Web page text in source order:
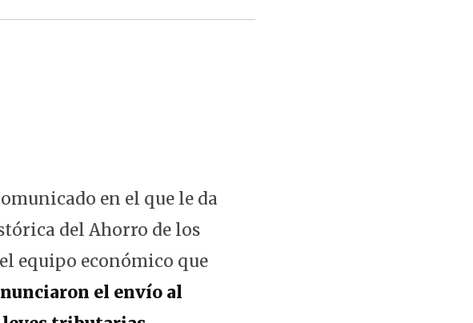
en el que le da
del Ahorro de los
equipo económico que
el envío al